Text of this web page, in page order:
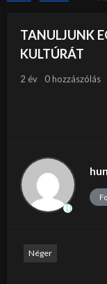
TANULJUNK
KULTÚRÁT
2 év 0 hozzászólás
Néger